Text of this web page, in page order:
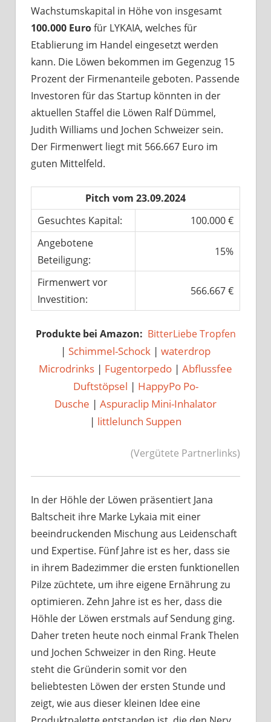
Wachstumskapital in Höhe von insgesamt
100.000 Eurofür LYKAIA, welches für
Etablierung im Handel eingesetzt werden
kann. Die Löwen bekommen im Gegenzug 15
Prozent der Firmenanteile geboten. Passende
Investoren für das Startup könnten in der
aktuellen Staffel die Löwen Ralf Dümmel,
Judith Williams und Jochen Schweizer sein.
Der Firmenwert liegt mit 566.667 Euro im
guten Mittelfeld.
Pitch vom 23.09.2024
Gesuchtes Kapital:
100.000 €
Angebotene
Beteiligung:
15%
Firmenwert vor
Investition:
566.667 €
Produkte bei Amazon: BitterLiebe Tropfen
| Schimmel-Schock | waterdrop
Microdrinks | Fugentorpedo | Abflussfee
Duftstöpsel | HappyPo Po-
Dusche | Aspuraclip Mini-Inhalator
| littlelunch Suppen
(Vergütete Partnerlinks)
In der Höhle der Löwen präsentiert Jana
Baltscheit ihre Marke Lykaia mit einer
beeindruckenden Mischung aus Leidenschaft
und Expertise. Fünf Jahre ist es her, dass sie
in ihrem Badezimmer die ersten funktionellen
Pilze züchtete, um ihre eigene Ernährung zu
optimieren. Zehn Jahre ist es her, dass die
Höhle der Löwen erstmals auf Sendung ging.
Daher treten heute noch einmal Frank Thelen
und Jochen Schweizer in den Ring. Heute
steht die Gründerin somit vor den
beliebtesten Löwen der ersten Stunde und
zeigt, wie aus dieser kleinen Idee eine